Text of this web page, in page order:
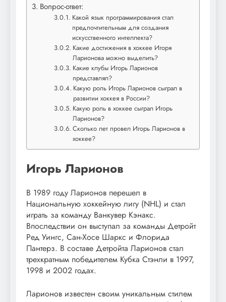
Вопрос-ответ:
Какой язык программирования стал
предпочтительным для создания
искусственного интеллекта?
Какие достижения в хоккее Игоря
Ларионова можно выделить?
Какие клубы Игорь Ларионов
представлял?
Какую роль Игорь Ларионов сыграл в
развитии хоккея в России?
Какую роль в хоккее сыграл Игорь
Ларионов?
Сколько лет провел Игорь Ларионов в
хоккее?
Игорь Ларионов
В 1989 году Ларионов перешел в
Национальную хоккейную лигу (NHL) и стал
играть за команду Ванкувер Кэнакс.
Впоследствии он выступал за команды Детройт
Ред Уингс, Сан-Хосе Шаркс и Флорида
Пантерз. В составе Детройта Ларионов стал
трехкратным победителем Кубка Стэнли в 1997,
1998 и 2002 годах.
Ларионов известен своим уникальным стилем